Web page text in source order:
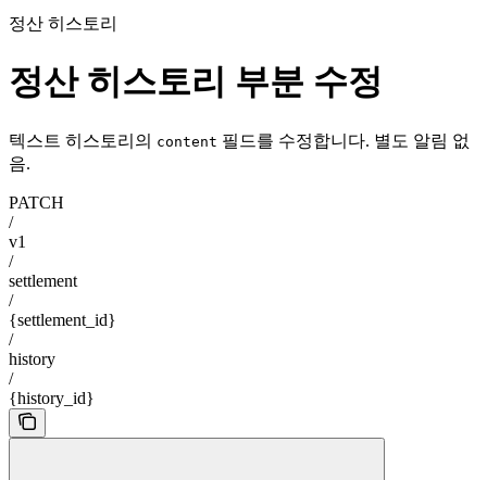
정산 히스토리
정산 히스토리 부분 수정
텍스트 히스토리의 content 필드를 수정합니다. 별도 알림 없
음.
PATCH
/
v1
/
settlement
/
{settlement_id}
/
history
/
{history_id}